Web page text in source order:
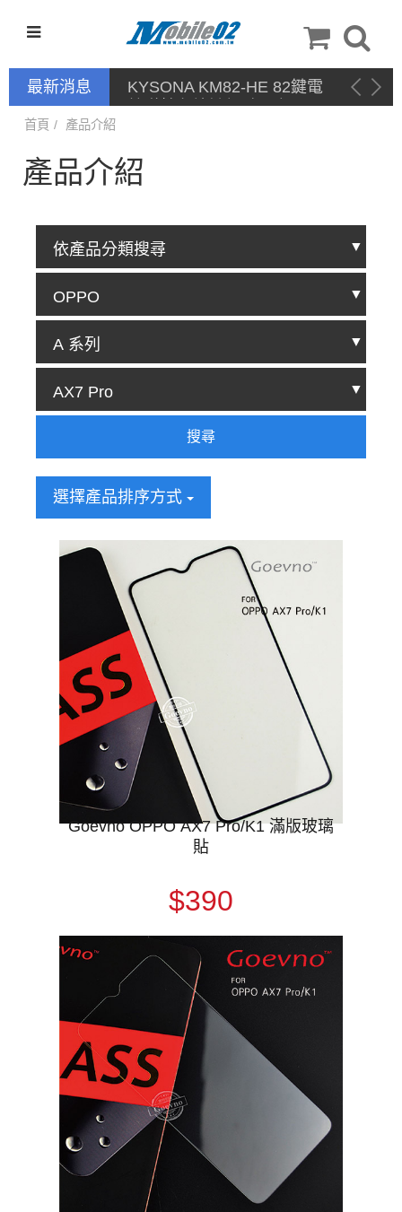
最新消息
KYSONA KM82-HE 82鍵電
競磁軸有線鍵盤 產品網頁驅
首頁 產品介紹
產品介紹
搜尋
選擇產品排序方式
Goevno OPPO AX7 Pro/K1 滿版玻璃
貼
$390